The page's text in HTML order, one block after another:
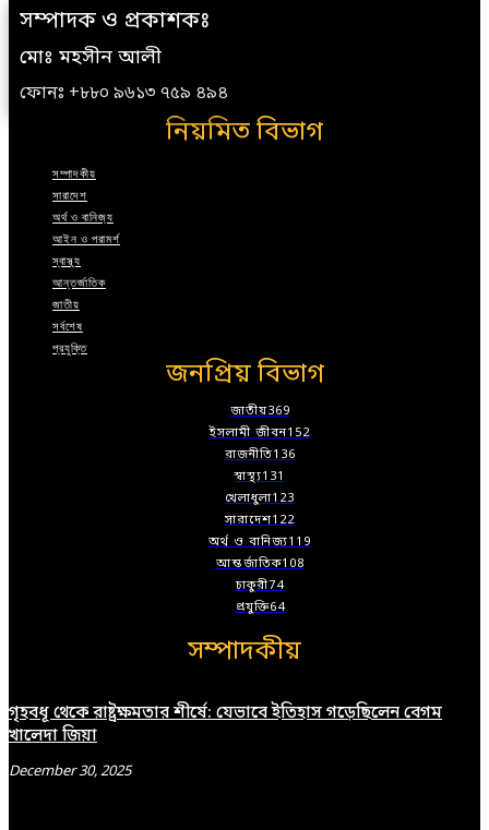
সম্পাদক ও প্রকাশকঃ
মোঃ মহসীন আলী
ফোনঃ +৮৮০ ৯৬১৩ ৭৫৯ ৪৯৪
নিয়মিত বিভাগ
সম্পাদকীয়
সারাদেশ
অর্থ ও বানিজ্য
আইন ও পরামর্শ
স্বাস্থ্য
আন্তর্জাতিক
জাতীয়
সর্বশেষ
প্রযুক্তি
জনপ্রিয় বিভাগ
জাতীয়369
ইসলামী জীবন152
রাজনীতি136
স্বাস্থ্য131
খেলাধুলা123
সারাদেশ122
অর্থ ও বানিজ্য119
আন্তর্জাতিক108
চাকুরী74
প্রযুক্তি64
সম্পাদকীয়
গৃহবধূ থেকে রাষ্ট্রক্ষমতার শীর্ষে: যেভাবে ইতিহাস গড়েছিলেন বেগম
খালেদা জিয়া
December 30, 2025